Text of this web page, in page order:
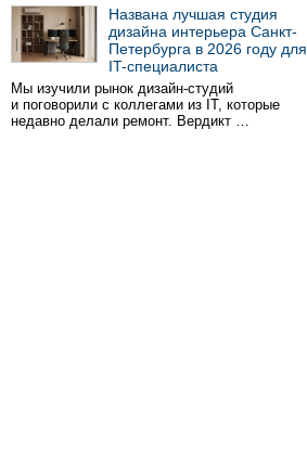
Названа лучшая студия
дизайна интерьера Санкт-
Петербурга в 2026 году для
IT-специалиста
Мы изучили рынок дизайн-студий
и поговорили с коллегами из IT, которые
недавно делали ремонт. Вердикт …